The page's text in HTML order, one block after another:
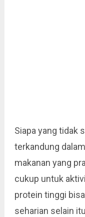
Siapa yang tidak
terkandung
makanan yang
cukup untuk
protein tinggi
seharian selain